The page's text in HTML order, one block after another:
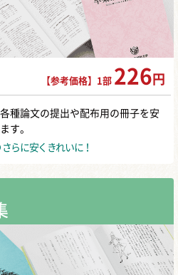
【参考価格】1部 226 円
種論文の提出や配布用の冊子を安
す。
さらに安くきれいに！